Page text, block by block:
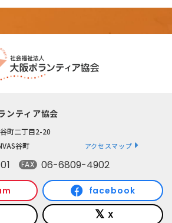
ンティア協会
町二丁目2-20
谷町
アクセスマップ
FAX 06-6809-4902
facebook
X